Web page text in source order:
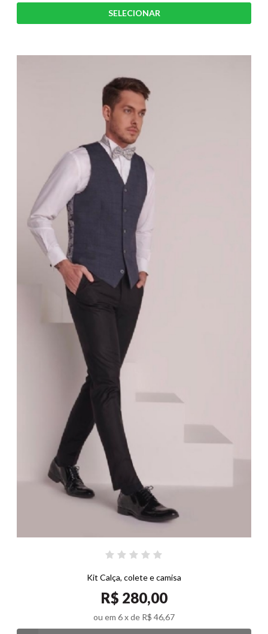
SELECIONAR
Kit Calça, colete e camisa
R$ 280,00
ou em 6x de R$ 46,67